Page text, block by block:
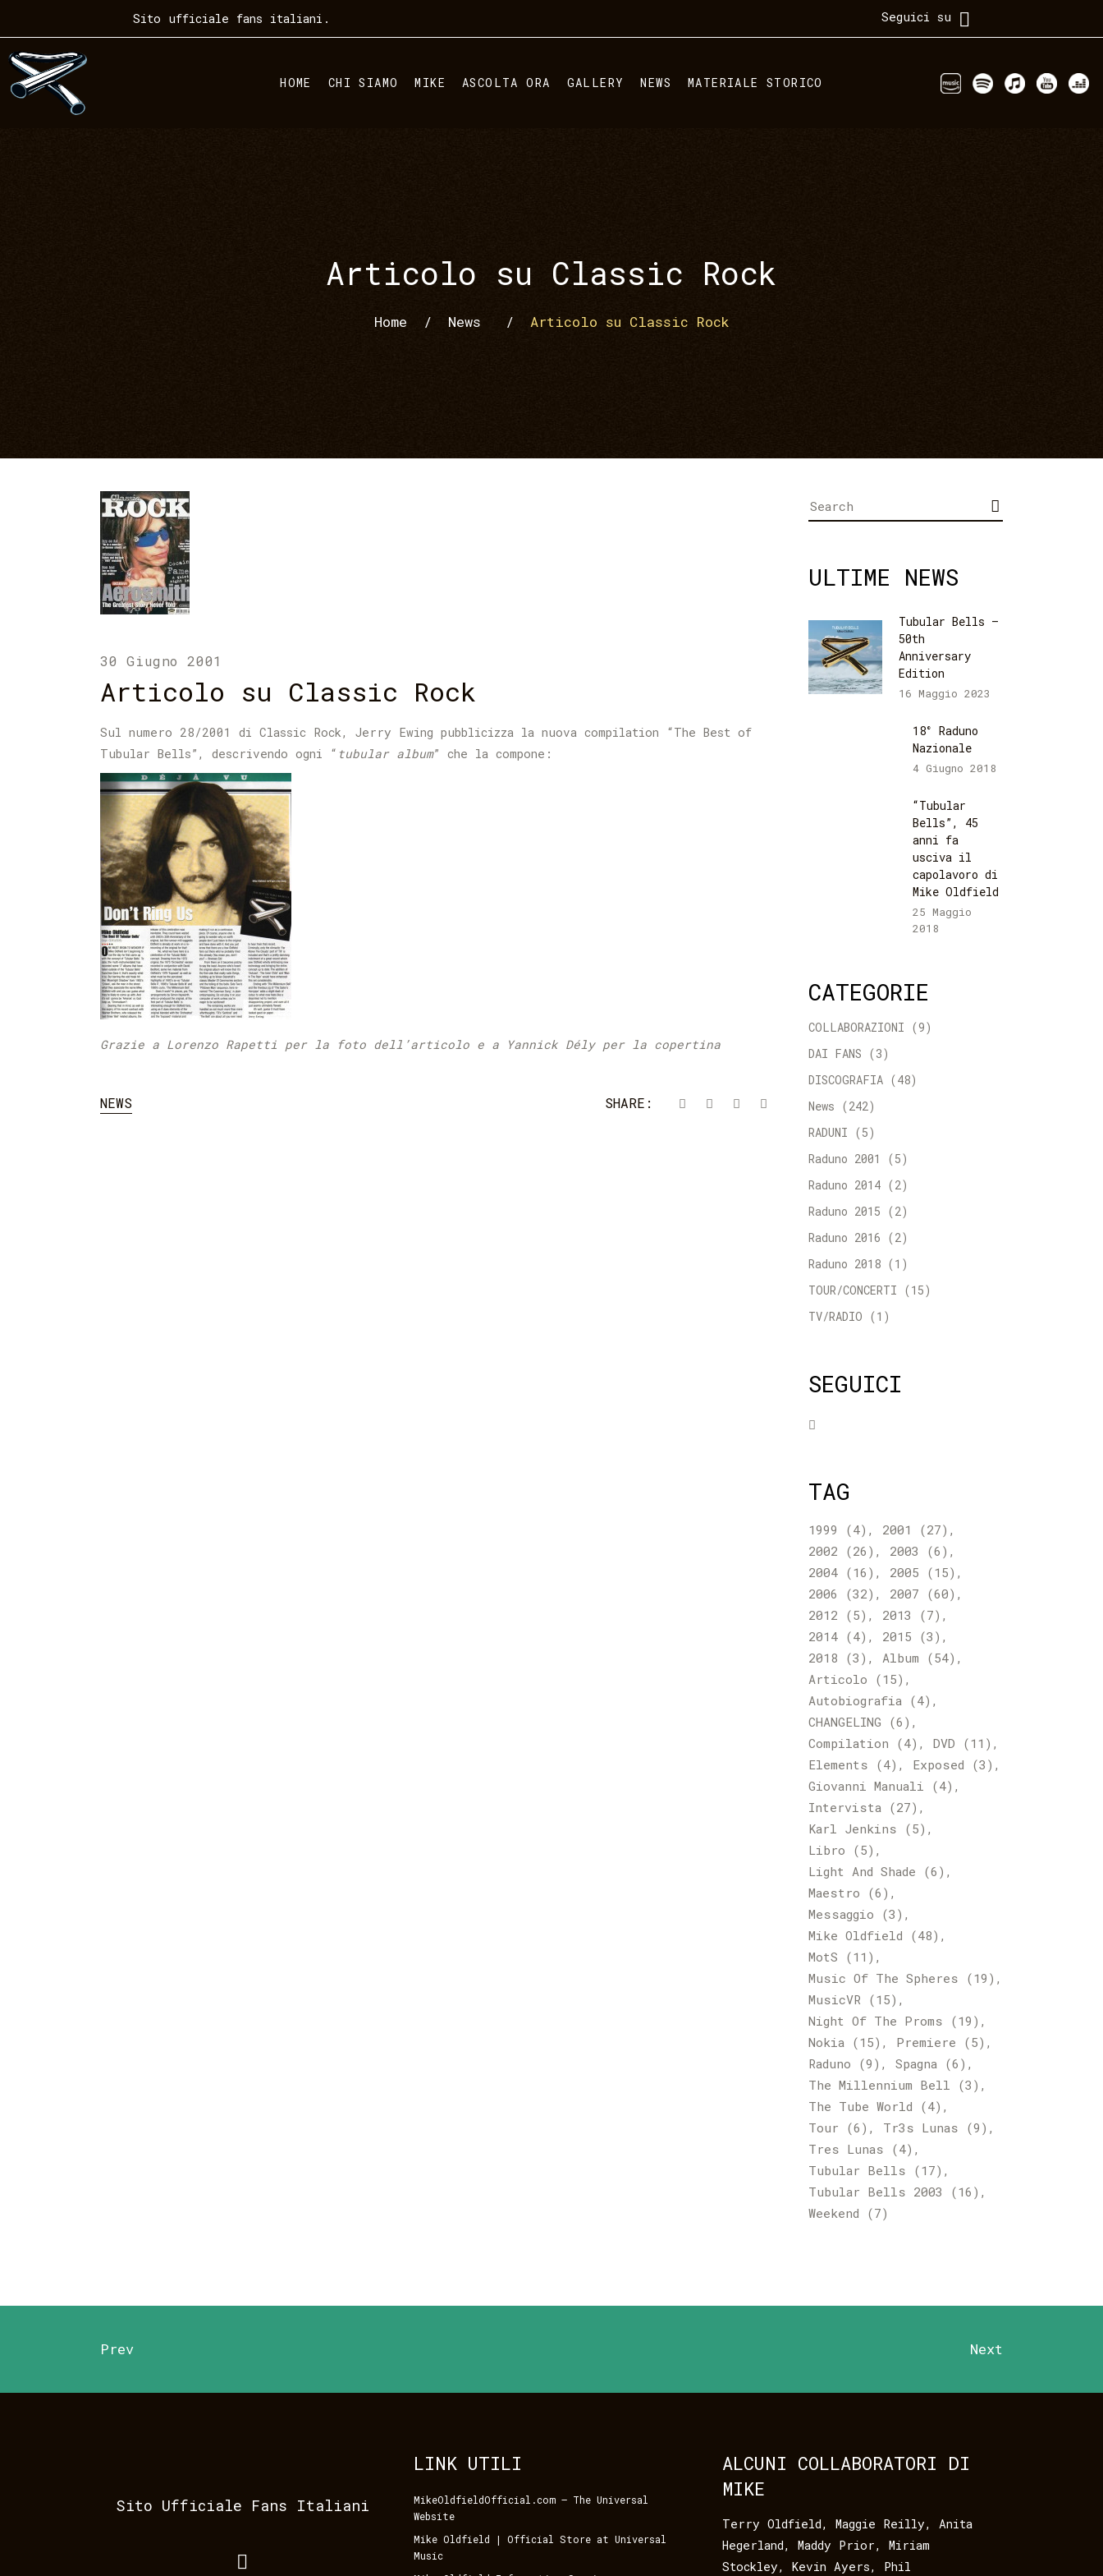
Sito ufficiale fans italiani. Seguici su
HOME CHI SIAMO MIKE ASCOLTA ORA GALLERY NEWS MATERIALE STORICO
Articolo su Classic Rock
Home / News / Articolo su Classic Rock
30 Giugno 2001
Articolo su Classic Rock
Sul numero 28/2001 di Classic Rock, Jerry Ewing pubblicizza la nuova compilation “The Best of
Tubular Bells”, descrivendo ogni “ tubular album” che la compone:
Grazie a Lorenzo Rapetti per la foto dell’articolo e a Yannick Dély per la copertina
NEWS SHARE:
Search
for:
ULTIME NEWS
Tubular Bells –
50th
Anniversary
Edition
16 Maggio 2023
18° Raduno
Nazionale
4 Giugno 2018
“Tubular
Bells”, 45
anni fa
usciva il
capolavoro di
Mike Oldfield
25 Maggio
2018
CATEGORIE
COLLABORAZIONI (9)
DAI FANS (3)
DISCOGRAFIA(48)
News (242)
RADUNI (5)
Raduno 2001
(5)
Raduno 2014(2)
Raduno 2015 (2)
Raduno 2016 (2)
Raduno 2018(1)
TOUR/CONCERTI (15)
TV/RADIO (1)
SEGUICI
TAG
1999 (4) 2001
(27)
2002 (26) 2003 (6)
2004(16) 2005 (15)
2006 (32) 2007 (60)
2012 (5) 2013 (7)
2014(4) 2015 (3)
2018 (3) Album (54)
Articolo (15)
Autobiografia(4)
CHANGELING (6)
Compilation (4) DVD (11)
Elements (4) Exposed (3)
Giovanni Manuali (4)
Intervista(27)
Karl Jenkins (5)
Libro (5)
Light And Shade (6)
Maestro (6)
Messaggio (3)
Mike Oldfield (48)
MotS (11)
Music Of The Spheres (19)
MusicVR (15)
Night Of The Proms (19)
Nokia(15) Premiere (5)
Raduno (9) Spagna(6)
The Millennium Bell (3)
The Tube World (4)
Tour (6) Tr3s Lunas (9)
Tres Lunas (4)
Tubular Bells (17)
Tubular Bells 2003 (16)
Weekend (7)
Prev Next
Sito Ufficiale Fans Italiani
LINK UTILI
MikeOldfieldOfficial.com – The Universal
Website
Mike Oldfield | Official Store at Universal
Music
ALCUNI COLLABORATORI DI
MIKE
Terry Oldfield,Maggie Reilly,Anita
Hegerland,Maddy Prior,Miriam
Stockley,Kevin Ayers, Phil